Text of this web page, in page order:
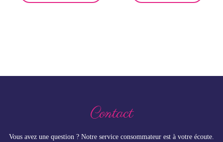
Contact
Vous avez une question ? Notre service consommateur est à votre écoute.